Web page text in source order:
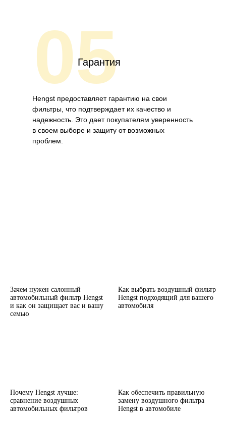
05
Гарантия
Hengst предоставляет гарантию на свои
фильтры, что подтверждает их качество и
надежность. Это дает покупателям уверенность
в своем выборе и защиту от возможных
проблем.
Зачем нужен салонный
автомобильный фильтр Hengst
и как он защищает вас и вашу
семью
Как выбрать воздушный фильтр
Hengst подходящий для вашего
автомобиля
Почему Hengst лучше:
сравнение воздушных
автомобильных фильтров
Как обеспечить правильную
замену воздушного фильтра
Hengst в автомобиле